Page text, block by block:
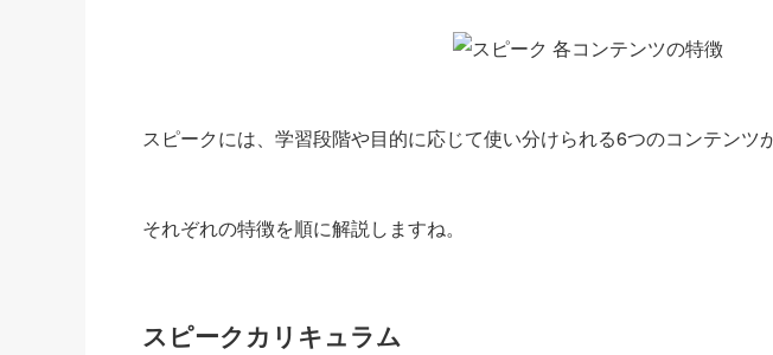
スピークには、学習段階や目的に応じて使い分けられる6つのコンテンツ
それぞれの特徴を順に解説しますね。
スピークカリキュラム